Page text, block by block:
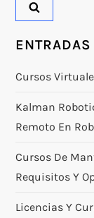
Cursos
Kalman
Remoto En
Cursos De
Requisitos Y
Licencias Y